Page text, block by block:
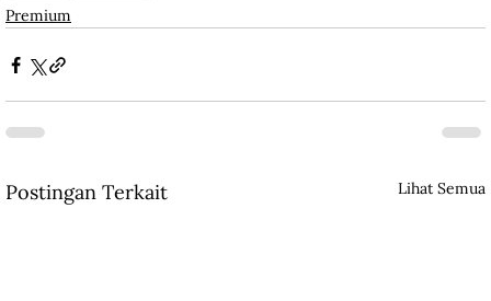
Premium
Postingan Terkait Lihat Semua